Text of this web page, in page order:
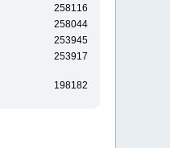
258116
258044
253945
253917
198182